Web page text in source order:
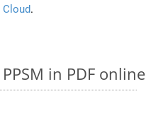
.
in PDF online